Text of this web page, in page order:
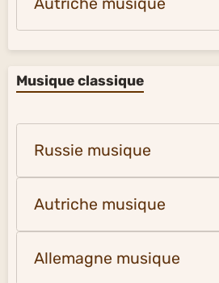
Musique classique
Russie musique
Autriche musique
Allemagne musique